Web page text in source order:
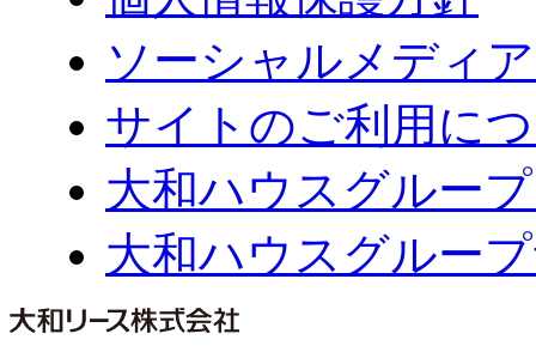
ソーシャルメディ
サイトのご利用に
大和ハウスグルー
大和ハウスグルー